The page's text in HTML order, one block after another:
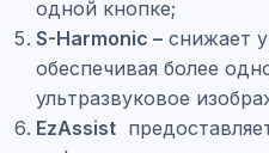
одной кнопке;
S-Harmonic – снижает
обеспечивая более
ультразвуковое
EzAssist